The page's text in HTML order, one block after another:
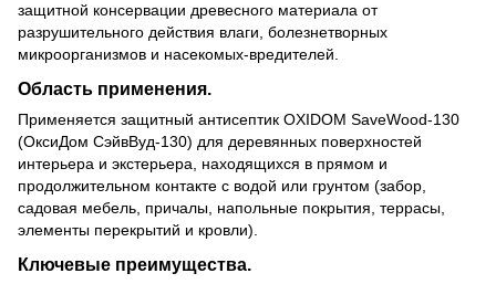
защитной консервации древесного материала от
разрушительного действия влаги, болезнетворных
микроорганизмов и насекомых-вредителей.
Область применения.
Применяется защитный антисептик OXIDOM SaveWood-130
(ОксиДом СэйвВуд-130) для деревянных поверхностей
интерьера и экстерьера, находящихся в прямом и
продолжительном контакте с водой или грунтом (забор,
садовая мебель, причалы, напольные покрытия, террасы,
элементы перекрытий и кровли).
Ключевые преимущества.